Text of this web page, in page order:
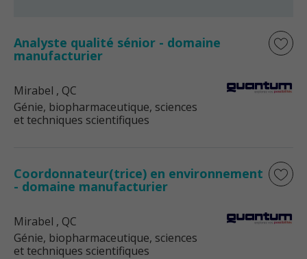
Analyste qualité sénior - domaine
manufacturier
Mirabel , QC
Génie, biopharmaceutique, sciences
et techniques scientifiques
Coordonnateur(trice) en environnement
- domaine manufacturier
Mirabel , QC
Génie, biopharmaceutique, sciences
et techniques scientifiques